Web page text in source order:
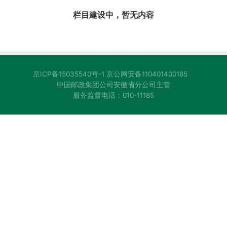
栏目建设中，暂无内容
京ICP备15035540号-1 京公网安备110401400185
中国邮政集团公司安徽省分公司主管
服务监督电话：010-11185